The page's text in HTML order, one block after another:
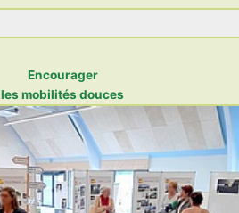
Encourager
les mobilités douces